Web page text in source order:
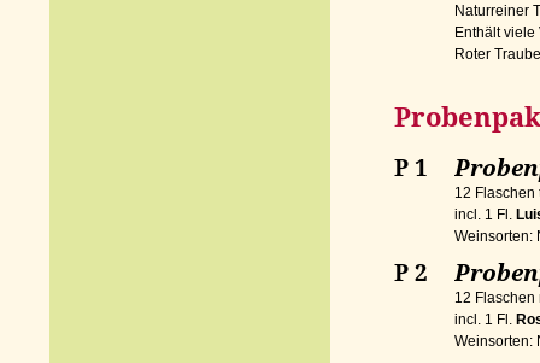
Naturreiner
Enthält
Roter
P 1
12 Flaschen
incl. 1 Fl.
Weinsorten:
P 2
12 Flaschen
incl. 1 Fl.
Weinsorten: